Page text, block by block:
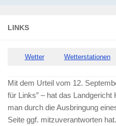
LINKS
Wetter Wetterstationen
Mit dem Urteil vom 12.
für Links” – hat das
man durch die Ausbringung
Seite ggf. mitzuverantworten